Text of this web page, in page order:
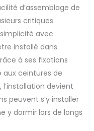
de petite
sangle
autour de
tête pour
de
en
Il rend le
plus sûr
attacher la
de sécurité
d’assemblage de
critiques
avec
installé dans
à ses fixations
aux ceintures de
devient
peuvent s’y installer
y dormir lors de longs